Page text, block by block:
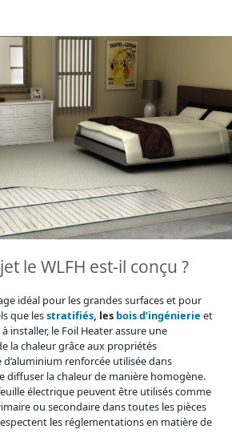
le WLFH est-il conçu ?
idéal pour les grandes surfaces et pour
que lesstratifiés, les bois d’ingénierie et
à installer, le Foil Heater assure une
la chaleur grâce aux propriétés
renforcée utilisée dans
diffuser la chaleur de manière homogène.
électrique peuvent être utilisés comme
ou secondaire dans toutes les pièces
les réglementations en matière de